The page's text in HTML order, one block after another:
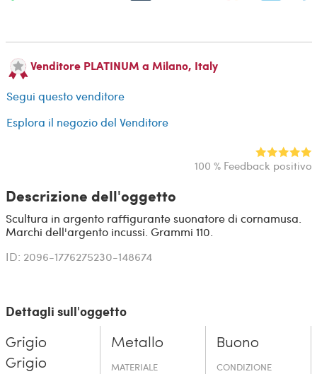
Venditore PLATINUM a Milano, Italy
Segui questo venditore
Esplora il negozio del Venditore
100 % Feedback positivo
Descrizione dell'oggetto
Scultura in argento raffigurante suonatore di cornamusa.
Marchi dell'argento incussi. Grammi 110.
ID: 2096-1776275230-148674
Dettagli sull'oggetto
Grigio
Grigio
Metallo
MATERIALE
Buono
CONDIZIONE